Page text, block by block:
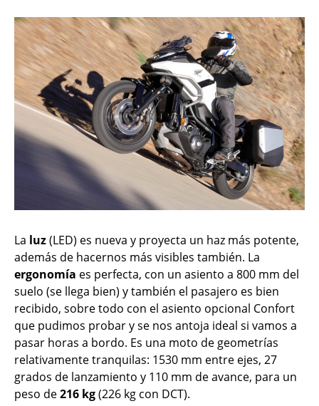
La luz(LED) es nueva y proyecta un haz más potente,
además de hacernos más visibles también. La
ergonomía es perfecta, con un asiento a 800 mm del
suelo (se llega bien) y también el pasajero es bien
recibido, sobre todo con el asiento opcional Confort
que pudimos probar y se nos antoja ideal si vamos a
pasar horas a bordo. Es una moto de geometrías
relativamente tranquilas: 1530 mm entre ejes, 27
grados de lanzamiento y 110 mm de avance, para un
peso de216 kg(226 kg con DCT).